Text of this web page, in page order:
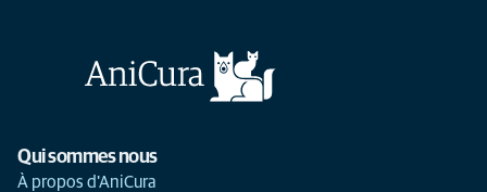
Qui sommes nous
À propos d'AniCura